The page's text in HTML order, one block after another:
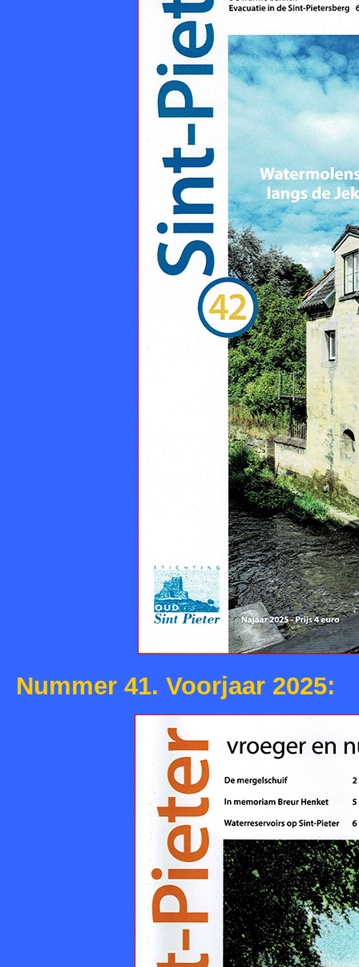
Nummer 41. Voorjaar 2025: